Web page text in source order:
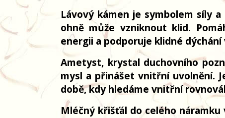
Lávový kámen je symbolem síly
ohně může vzniknout klid.
energii a podporuje klidné
Ametyst, krystal duchovního
mysl a přinášet vnitřní uvolnění.
době, kdy hledáme vnitřní
Mléčný křišťál do celého